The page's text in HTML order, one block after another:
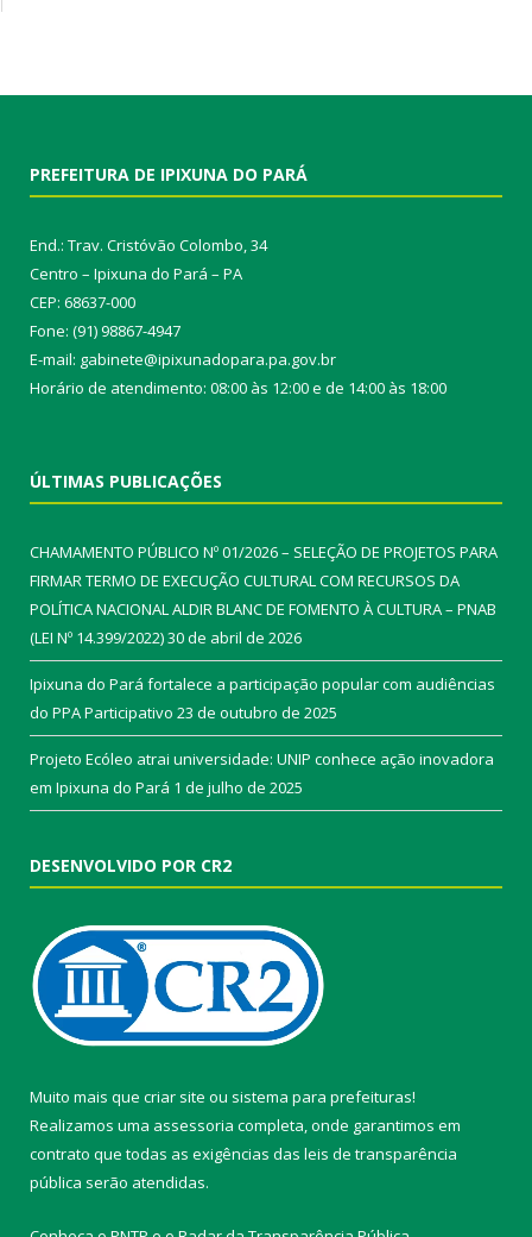
PREFEITURA DE IPIXUNA DO PARÁ
End.: Trav. Cristóvão Colombo, 34
Centro – Ipixuna do Pará – PA
CEP: 68637-000
Fone: (91) 98867-4947
E-mail: gabinete@ipixunadopara.pa.gov.br
Horário de atendimento: 08:00 às 12:00 e de 14:00 às 18:00
ÚLTIMAS PUBLICAÇÕES
CHAMAMENTO PÚBLICO Nº 01/2026 – SELEÇÃO DE PROJETOS PARA
FIRMAR TERMO DE EXECUÇÃO CULTURAL COM RECURSOS DA
POLÍTICA NACIONAL ALDIR BLANC DE FOMENTO À CULTURA – PNAB
(LEI Nº 14.399/2022)30 de abril de 2026
Ipixuna do Pará fortalece a participação popular com audiências
do PPA Participativo 23 de outubro de 2025
Projeto Ecóleo atrai universidade: UNIP conhece ação inovadora
em Ipixuna do Pará 1 de julho de 2025
DESENVOLVIDO POR CR2
Muito mais que criar site ou sistema para prefeituras!
Realizamos uma assessoria completa, onde garantimos em
contrato que todas as exigências das leis de transparência
pública serão atendidas.